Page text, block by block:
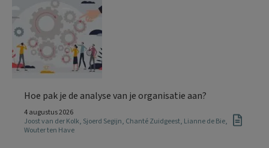
Hoe pak je de analyse van je organisatie aan?
4 augustus 2026
Joost van der Kolk, Sjoerd Segijn, Chanté Zuidgeest, Lianne de Bie,
Wouter ten Have